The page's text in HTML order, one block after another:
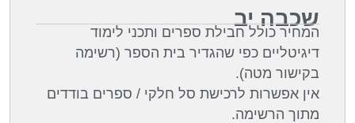
שכבה יב
המחיר כולל חבילת ספרים ותכני לימוד
דיגיטליים כפי שהגדיר בית הספר (רשימה
בקישור מטה).
אין אפשרות לרכישת סל חלקי / ספרים בודדים
מתוך הרשימה.